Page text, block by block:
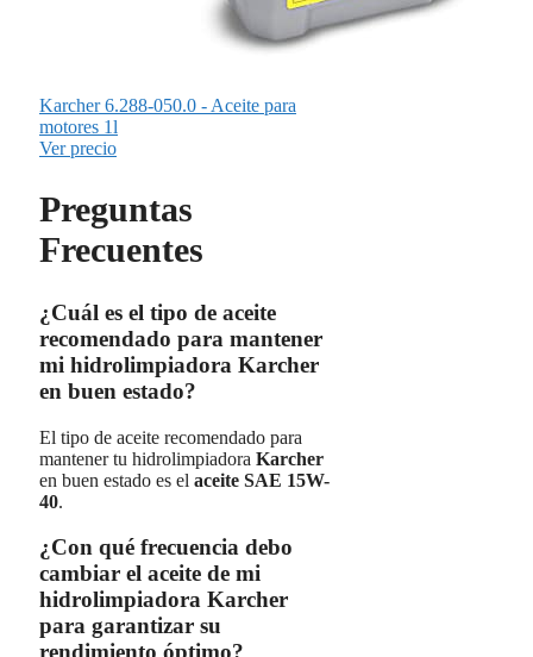
Karcher 6.288-050.0 - Aceite para
motores 1l
Ver precio
Preguntas
Frecuentes
¿Cuál es el tipo de aceite
recomendado para mantener
mi hidrolimpiadora Karcher
en buen estado?
El tipo de aceite recomendado para
mantener tu hidrolimpiadora Karcher
en buen estado es el aceite SAE 15W-
40.
¿Con qué frecuencia debo
cambiar el aceite de mi
hidrolimpiadora Karcher
para garantizar su
rendimiento óptimo?